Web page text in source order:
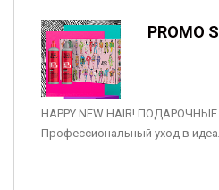
PROMO
HAPPY NEW HAIR!
Профессиональный уход в